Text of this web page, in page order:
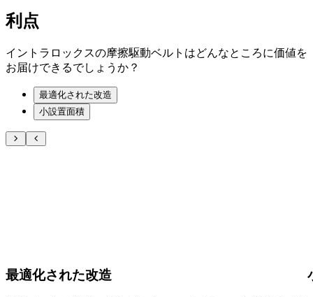
利点
イントラロックスの摩擦駆動ベルトはどんなところに価値を
お届けできるでしょうか？
最適化された改造
小設置面積
最適化された改造